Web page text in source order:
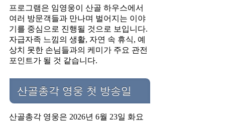
프로그램은 임영웅이 산골 하우스에서
여러 방문객들과 만나며 벌어지는 이야
기를 중심으로 진행될 것으로 보입니다.
자급자족 느낌의 생활, 자연 속 휴식, 예
상치 못한 손님들과의 케미가 주요 관전
포인트가 될 것 같습니다.
산골총각 영웅 첫 방송일
산골총각 영웅은 2026년 6월 23일 화요